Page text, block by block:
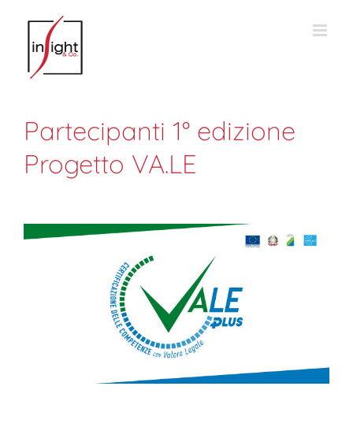
contenuto
Partecipanti 1° edizione
Progetto VA.LE